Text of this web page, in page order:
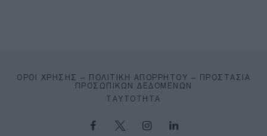
ΌΡΟΙ ΧΡΉΣΗΣ – ΠΟΛΙΤΙΚΉ ΑΠΟΡΡΉΤΟΥ – ΠΡΟΣΤΑΣΊΑ
ΠΡΟΣΩΠΙΚΏΝ ΔΕΔΟΜΈΝΩΝ
ΤΑΥΤΌΤΗΤΑ